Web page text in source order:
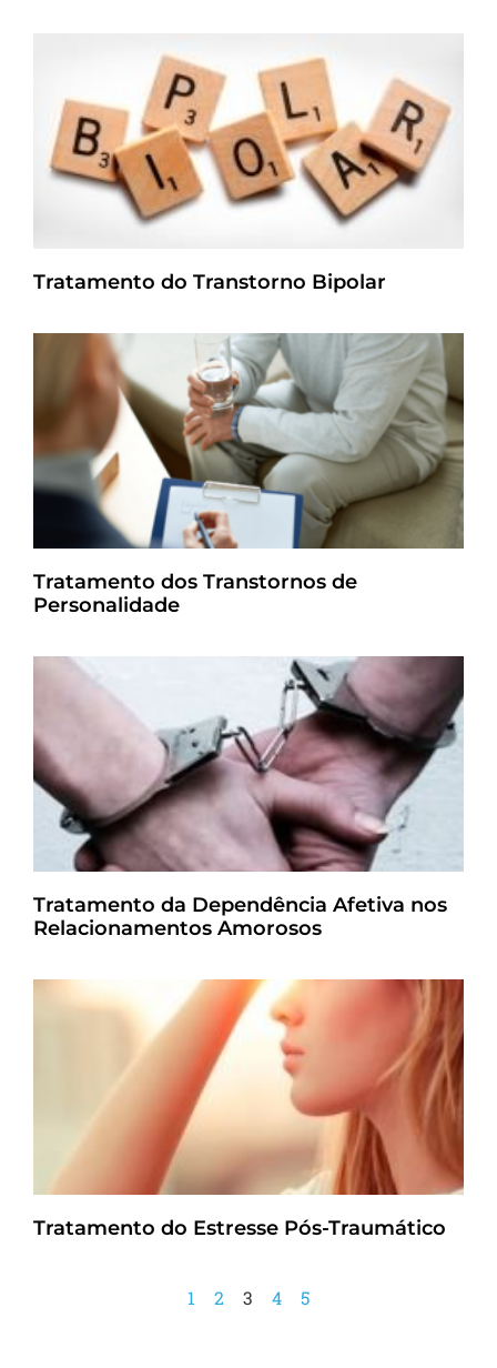
Tratamento do Transtorno Bipolar
Tratamento dos Transtornos de
Personalidade
Tratamento da Dependência Afetiva nos
Relacionamentos Amorosos
Tratamento do Estresse Pós-Traumático
1 2 3 4 5